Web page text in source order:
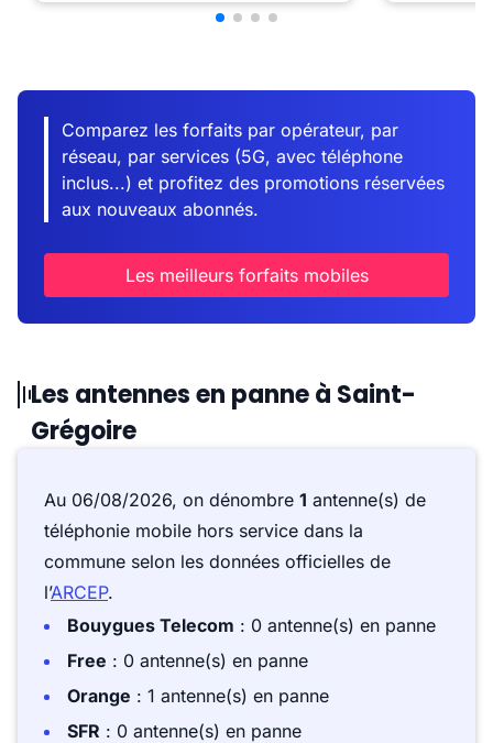
Comparez les forfaits par opérateur, par
réseau, par services (5G, avec téléphone
inclus...) et profitez des promotions réservées
aux nouveaux abonnés.
Les meilleurs forfaits mobiles
Les antennes en panne à Saint-
Grégoire
Au 06/08/2026, on dénombre 1 antenne(s) de
téléphonie mobile hors service dans la
commune selon les données officielles de
l’ARCEP.
Bouygues Telecom : 0 antenne(s) en panne
Free : 0 antenne(s) en panne
Orange : 1 antenne(s) en panne
SFR : 0 antenne(s) en panne